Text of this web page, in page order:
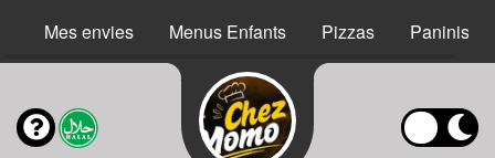
Mes envies Menus Enfants Pizzas Paninis